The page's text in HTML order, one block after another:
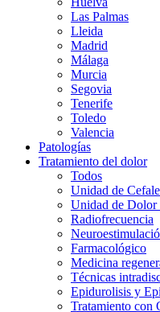
Las Palmas
Lleida
Madrid
Málaga
Murcia
Segovia
Tenerife
Toledo
Valencia
Patologías
Tratamiento del dolor
Todos
Unidad de
Unidad de Dolor
Radiofrecuencia
Farmacológico
Medicina
Técnicas
Epidurolisis y
Tratamiento con